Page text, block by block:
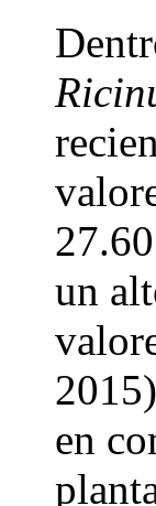
un
en